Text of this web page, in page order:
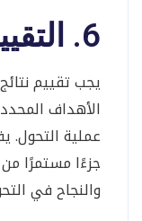
6. التقييم والتحسين
يجب تقييم
الأهداف
عملية التحول.
جزءًا مستمرًا
والنجاح في